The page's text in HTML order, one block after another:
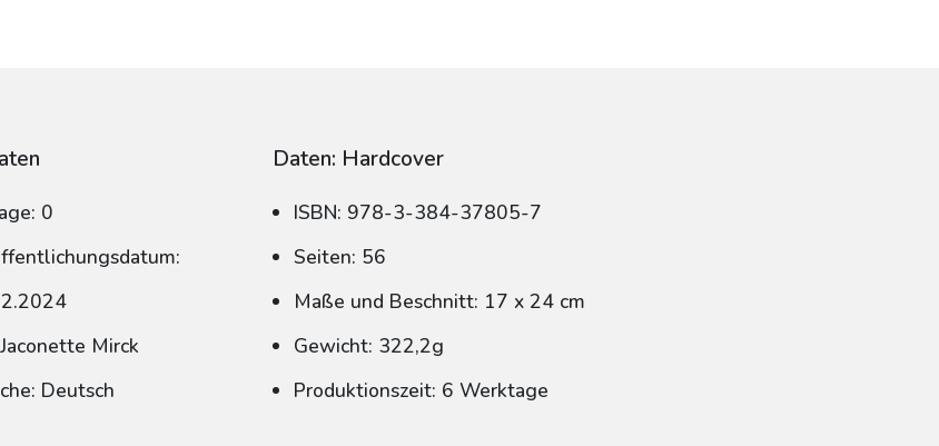
0
Mirck
Deutsch
Daten: Hardcover
ISBN: 978-3-384-37805-7
Seiten: 56
Maße und Beschnitt: 17 x 24 cm
Gewicht: 322,2g
Produktionszeit: 6 Werktage